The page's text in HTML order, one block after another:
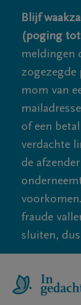
Blijf
(poging
meldingen
zogezegde
mom van
of een
verdachte
de
fraude
sluiten,